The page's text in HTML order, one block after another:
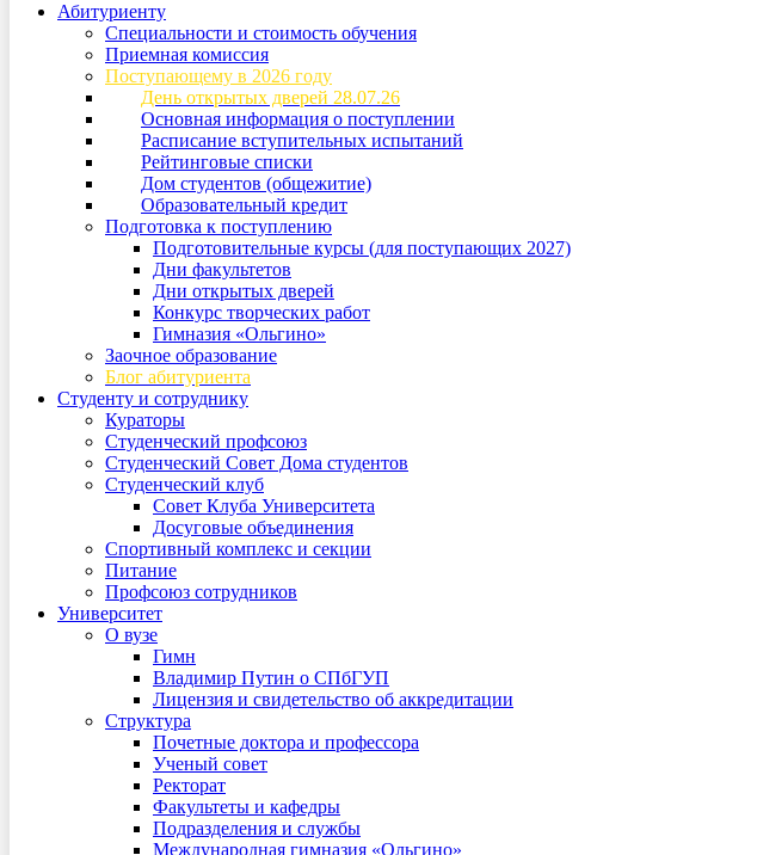
Абитуриенту
Специальности и стоимость обучения
Приемная комиссия
Поступающему в 2026 году
День открытых дверей 28.07.26
Основная информация о поступлении
Расписание вступительных испытаний
Рейтинговые списки
Дом студентов (общежитие)
Образовательный кредит
Подготовка к поступлению
Подготовительные курсы (для поступающих 2027)
Дни факультетов
Дни открытых дверей
Конкурс творческих работ
Гимназия «Ольгино»
Заочное образование
Блог абитуриента
Студенту и сотруднику
Кураторы
Студенческий профсоюз
Студенческий Совет Дома студентов
Студенческий клуб
Совет Клуба Университета
Досуговые объединения
Спортивный комплекс и секции
Питание
Профсоюз сотрудников
Университет
О вузе
Гимн
Владимир Путин о СПбГУП
Лицензия и свидетельство об аккредитации
Структура
Почетные доктора и профессора
Ученый совет
Ректорат
Факультеты и кафедры
Подразделения и службы
Международная гимназия «Ольгино»